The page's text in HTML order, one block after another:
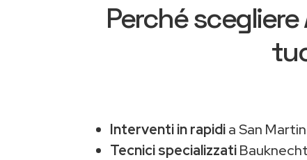
Perché scegliere
Interventi in rapidia San
Tecnici specializzati